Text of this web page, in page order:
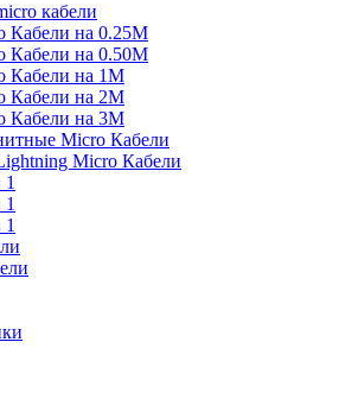
кабели
Кабели на 0.25М
Кабели на 0.50М
Кабели на 1М
Кабели на 2М
Кабели на 3М
Micro Кабели
Micro Кабели